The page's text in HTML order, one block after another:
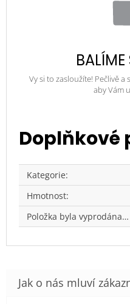
Vy si to zasloužíte! Pečlivě a
aby Vám
Kategorie:
Hmotnost:
Položka byla vyprodána…